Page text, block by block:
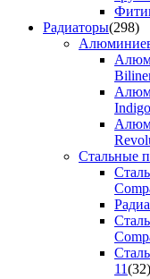
Радиаторы(298)
Indigo
Стальные
11(32)